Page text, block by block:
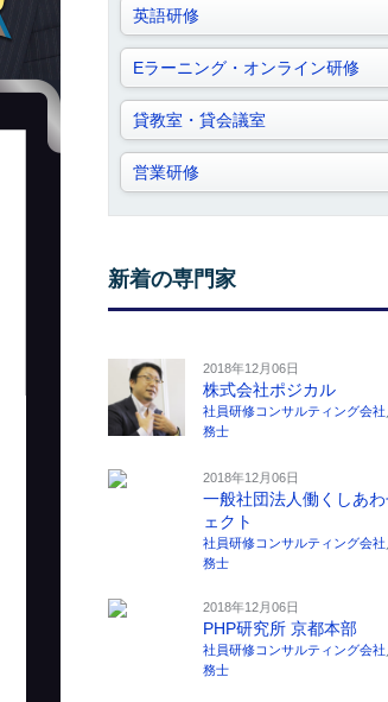
英語研修
Eラーニング・オンライン研修
貸教室・貸会議室
営業研修
新着の専門家
2018年12月06日
株式会社ポジカル
社員研修コンサルティング会社
務士
2018年12月06日
一般社団法人働くしあ
ェクト
社員研修コンサルティング会社
務士
2018年12月06日
PHP研究所 京都本部
社員研修コンサルティング会社
務士